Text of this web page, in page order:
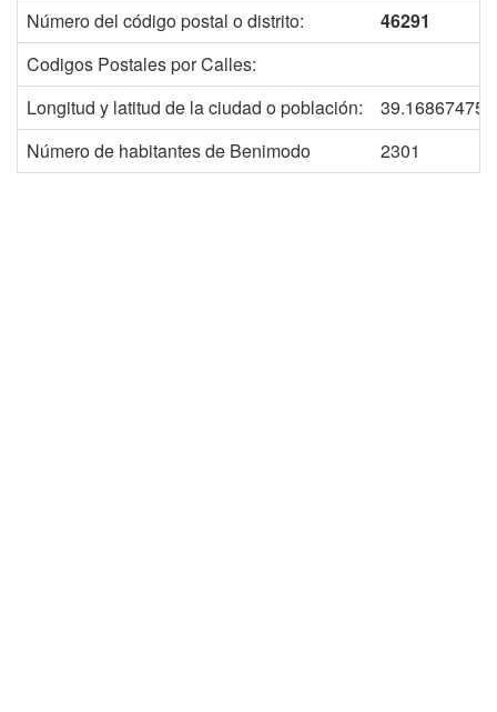
Número del código postal o distrito:
46291
Codigos Postales por Calles:
Longitud y latitud de la ciudad o población:
Número de habitantes de Benimodo
2301